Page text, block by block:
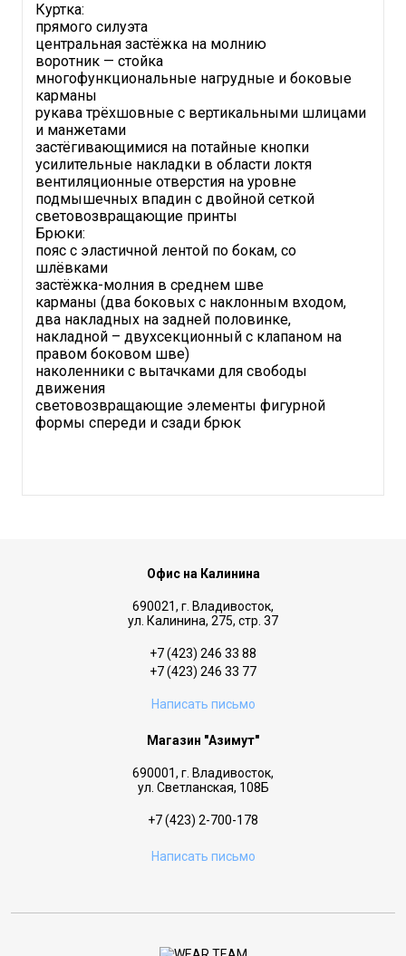
Куртка:
прямого силуэта
центральная застёжка на молнию
воротник — стойка
многофункциональные нагрудные и боковые
карманы
рукава трёхшовные с вертикальными шлицами
и манжетами
застёгивающимися на потайные кнопки
усилительные накладки в области локтя
вентиляционные отверстия на уровне
подмышечных впадин с двойной сеткой
световозвращающие принты
Брюки:
пояс с эластичной лентой по бокам, со
шлёвками
застёжка-молния в среднем шве
карманы (два боковых с наклонным входом,
два накладных на задней половинке,
накладной – двухсекционный с клапаном на
правом боковом шве)
наколенники с вытачками для свободы
движения
световозвращающие элементы фигурной
формы спереди и сзади брюк
Офис на Калинина
690021, г. Владивосток,
ул. Калинина, 275, стр. 37
+7 (423) 246 33 88
+7 (423) 246 33 77
Написать письмо
Магазин "Азимут"
690001, г. Владивосток,
ул. Светланская, 108Б
+7 (423) 2-700-178
Написать письмо